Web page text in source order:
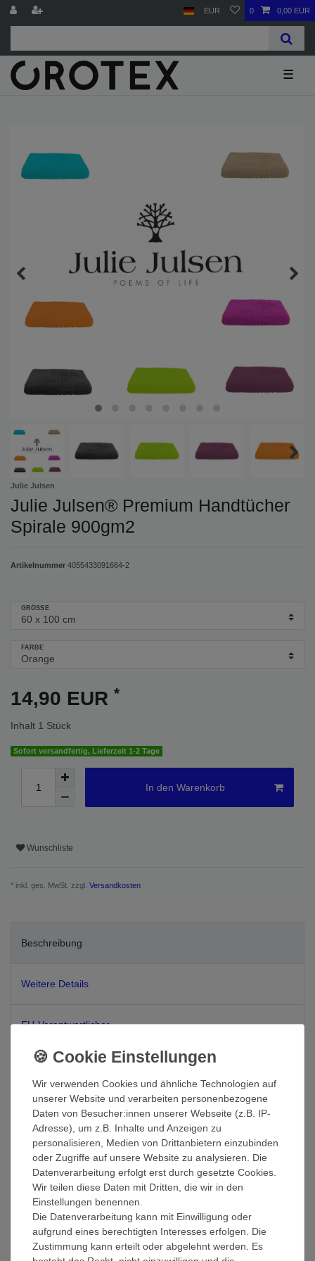
EUR 0 0,00 EUR
☰
Julie Julsen
Julie Julsen® Premium Handtücher
Spirale 900gm2
Artikelnummer 4055433091664-2
GRÖSSE
FARBE
14,90 EUR *
Inhalt 1 Stück
Sofort versandfertig, Lieferzeit 1-2 Tage
In den Warenkorb
Wunschliste
* inkl. ges. MwSt. zzgl. Versandkosten
Beschreibung
Weitere Details
EU-Verantwortlicher
Hersteller
Die Handtücher von Julie Julsen® gibt es in vielen
modernen Farben
Die Handtücher sind besonders weich und saugstark. Da sie auch
sehr schnell trocknen kann man sie nur als erstklassig
bezeichnen – ein Muss für jedes Bad. Die Frottierwäsche besticht
durch höchste Langlebigkeit. Die Handtücher sindwaschbar bis
95 °C (Buntwäsche bis 60 °C und Weißwäsche bis 95 °C
Die dauerhafte und stabile Form zeichnet das Handtuch ebenso
aus wie die Bordüre die sich beim waschen nicht zusammenzieht
Wir verwenden Cookies und ähnliche Technologien auf
unserer Website und verarbeiten personenbezogene
Daten von Besucher:innen unserer Webseite (z.B. IP-
Adresse), um z.B. Inhalte und Anzeigen zu
personalisieren, Medien von Drittanbietern einzubinden
oder Zugriffe auf unsere Website zu analysieren. Die
Datenverarbeitung erfolgt erst durch gesetzte Cookies.
Wir teilen diese Daten mit Dritten, die wir in den
Einstellungen benennen.
Die Datenverarbeitung kann mit Einwilligung oder
aufgrund eines berechtigten Interesses erfolgen. Die
Zustimmung kann erteilt oder abgelehnt werden. Es